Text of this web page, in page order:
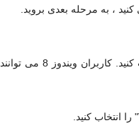
روی منوی Start کلیک کرده و Control Panel را انتخاب کنید. کاربران ویندوز 8 می توانند